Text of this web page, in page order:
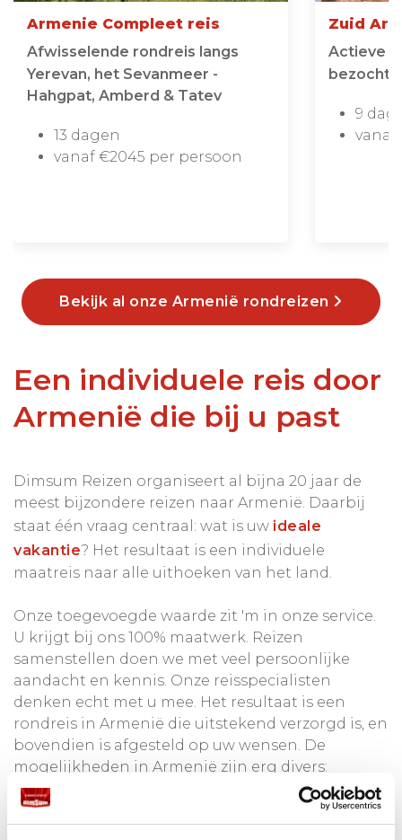
Armenie Compleet reis
Afwisselende rondreis langs
Yerevan, het Sevanmeer -
Hahgpat, Amberd & Tatev
13 dagen
vanaf €2045 per persoon
Zuid
Actieve
bezochte
9
vanaf
Bekijk al onze Armenië rondreizen
Een individuele reis door
Armenië die bij u past
Dimsum Reizen organiseert al bijna 20 jaar de
meest bijzondere reizen naar Armenië. Daarbij
staat één vraag centraal: wat is uw ideale
vakantie? Het resultaat is een individuele
maatreis naar alle uithoeken van het land.
Onze toegevoegde waarde zit 'm in onze service.
U krijgt bij ons 100% maatwerk. Reizen
samenstellen doen we met veel persoonlijke
aandacht en kennis. Onze reisspecialisten
denken echt met u mee. Het resultaat is een
rondreis in Armenië die uitstekend verzorgd is, en
bovendien is afgesteld op uw wensen. De
mogelijkheden in Armenië zijn erg divers: